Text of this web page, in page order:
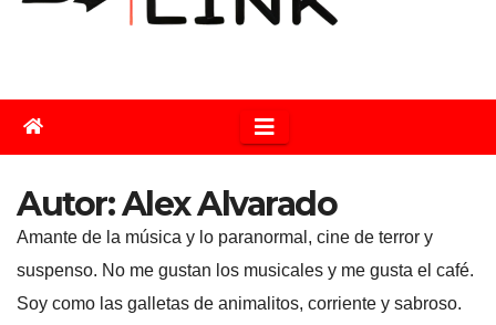
Autor:Alex Alvarado
Amante de la música y lo paranormal, cine de terror y
suspenso. No me gustan los musicales y me gusta el café.
Soy como las galletas de animalitos, corriente y sabroso.